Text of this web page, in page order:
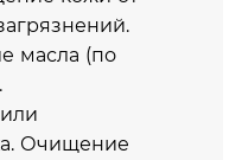
масла (по
Очищение